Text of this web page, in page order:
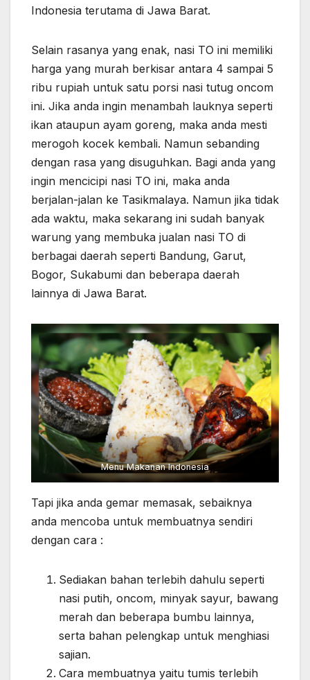
Indonesia terutama di Jawa Barat.
Selain rasanya yang enak, nasi TO ini memiliki
harga yang murah berkisar antara 4 sampai 5
ribu rupiah untuk satu porsi nasi tutug oncom
ini. Jika anda ingin menambah lauknya seperti
ikan ataupun ayam goreng, maka anda mesti
merogoh kocek kembali. Namun sebanding
dengan rasa yang disuguhkan. Bagi anda yang
ingin mencicipi nasi TO ini, maka anda
berjalan-jalan ke Tasikmalaya. Namun jika tidak
ada waktu, maka sekarang ini sudah banyak
warung yang membuka jualan nasi TO di
berbagai daerah seperti Bandung, Garut,
Bogor, Sukabumi dan beberapa daerah
lainnya di Jawa Barat.
Menu Makanan Indonesia
Tapi jika anda gemar memasak, sebaiknya
anda mencoba untuk membuatnya sendiri
dengan cara :
Sediakan bahan terlebih dahulu seperti
nasi putih, oncom, minyak sayur, bawang
merah dan beberapa bumbu lainnya,
serta bahan pelengkap untuk menghiasi
sajian.
Cara membuatnya yaitu tumis terlebih